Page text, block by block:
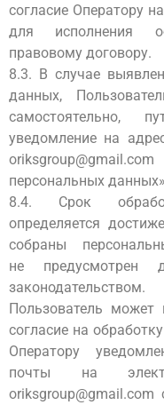
согласие Оператору
для исполнения
правовому договору.
8.3. В случае
данных,
самостоятельно,
уведомление на
персональных
8.4. Срок
определяется
собраны
не предусмотрен
законодательством.
Пользователь
согласие на
Оператору
почты на